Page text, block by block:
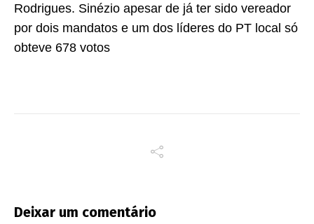
Rodrigues. Sinézio apesar de já ter sido vereador
por dois mandatos e um dos líderes do PT local só
obteve 678 votos
Deixar um comentário